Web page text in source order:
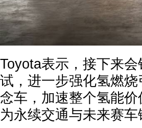
Toyota表示，接下来
试，进一步强化氢燃
念车，加速整个氢能
为永续交通与未来赛车